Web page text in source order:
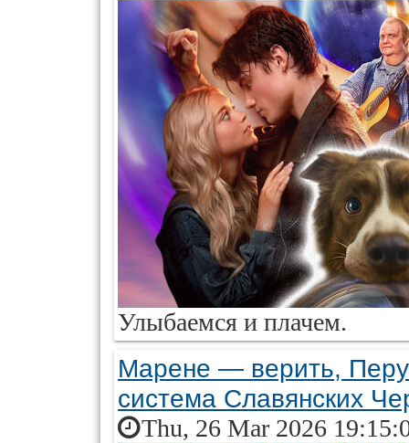
Улыбаемся и плачем.
Марене — верить,
система Славянских
Thu, 26 Mar 2026